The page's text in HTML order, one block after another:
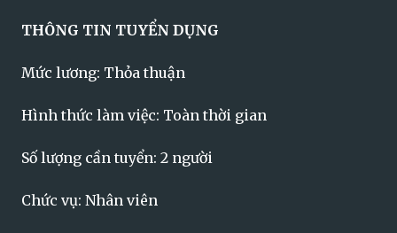
THÔNG TIN TUYỂN DỤNG
Mức lương: Thỏa thuận
Hình thức làm việc: Toàn thời gian
Số lượng cần tuyển: 2 người
Chức vụ: Nhân viên